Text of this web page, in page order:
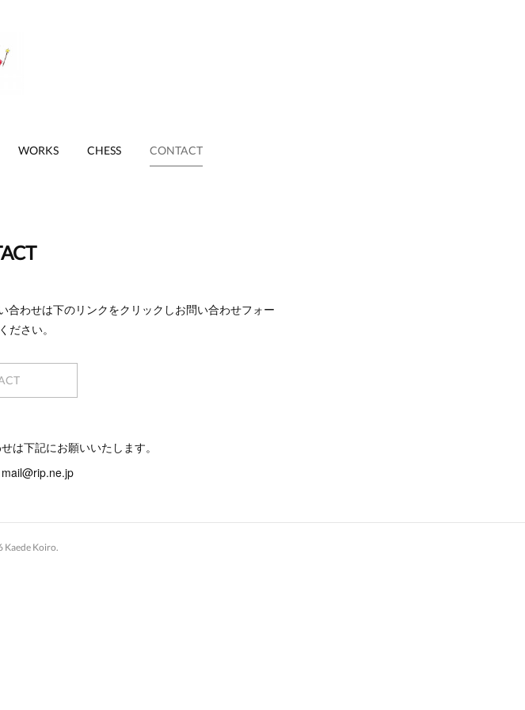
WORKS CHESS CONTACT
わせは下のリンクをクリックしお問い合わせフォー
ださい。
は下記にお願いいたします。
Kaede Koiro.